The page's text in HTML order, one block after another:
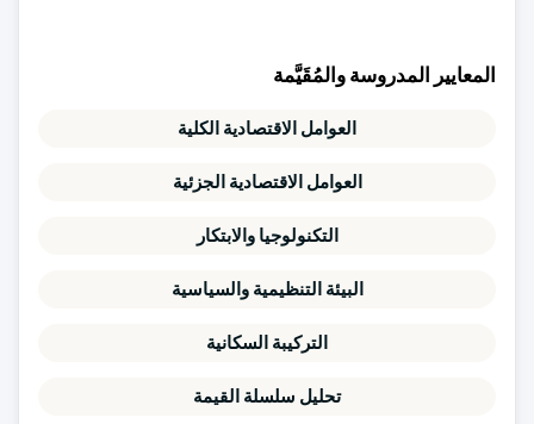
المعايير المدروسة والمُقَيَّمة
العوامل الاقتصادية الكلية
العوامل الاقتصادية الجزئية
التكنولوجيا والابتكار
البيئة التنظيمية والسياسية
التركيبة السكانية
تحليل سلسلة القيمة